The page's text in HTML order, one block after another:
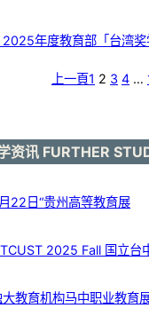
2025年度教育部「台湾
上一頁1 2 3 4 …
资讯 FURTHER
22日“贵州高等教育展
2025 Fall 国立台
大教育机构马中职业教育